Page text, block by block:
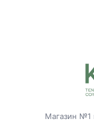
Магазин №1